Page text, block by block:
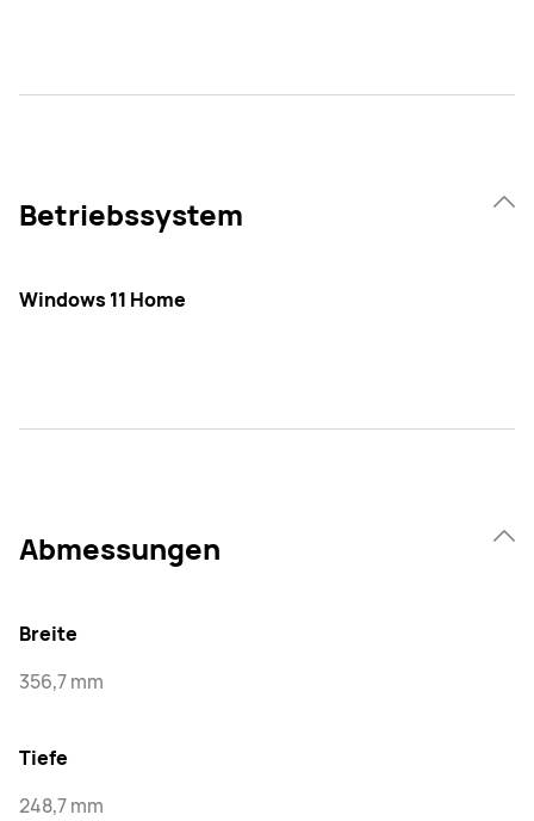
Betriebssystem
Windows 11 Home
Abmessungen
Breite
356,7 mm
Tiefe
248,7 mm